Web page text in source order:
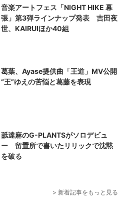
音楽アートフェス「NIGHT HIKE 幕
張」第3弾ラインナップ発表 吉田夜
世、KAIRUIほか40組
葛葉、Ayase提供曲「王道」MV公開
“王”ゆえの苦悩と葛藤を表現
舐達麻のG-PLANTSがソロデビュ
ー 留置所で書いたリリックで沈黙
を破る
> 新着記事をもっと見る